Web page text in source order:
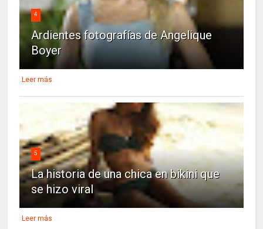
4
Ardientes fotografías de Angelique
Boyer
Leer más
5
La historia de una chica en bikini que
se hizo viral
Leer más